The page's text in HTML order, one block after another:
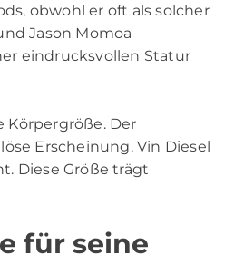
obwohl er oft als solcher
Jason Momoa
eindrucksvollen Statur
Körpergröße. Der
Erscheinung. Vin Diesel
Diese Größe trägt
für seine